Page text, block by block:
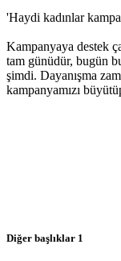
‘Yüzlerce çocuk
16:26 04/12/2016
'Haydi kadınlar
Kampanyaya destek
tam günüdür, bugün
şimdi. Dayanışma
kampanyamızı
Diğer başlıklar 1